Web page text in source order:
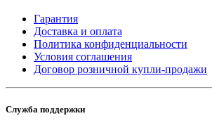
Гарантия
Доставка и оплата
Политика конфиденциальности
Условия соглашения
Договор розничной купли-продажи
Служба поддержки